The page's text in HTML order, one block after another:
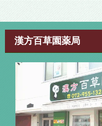
漢方百草園薬局